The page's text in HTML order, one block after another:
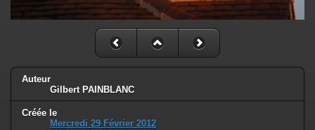
Auteur
Gilbert PAINBLANC
Créée le
Mercredi 29 Février 2012